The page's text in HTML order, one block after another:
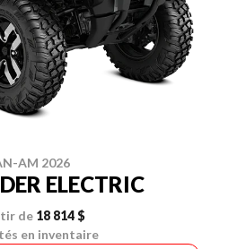
AM 2026
ELECTRIC
de 18 814 $
en inventaire